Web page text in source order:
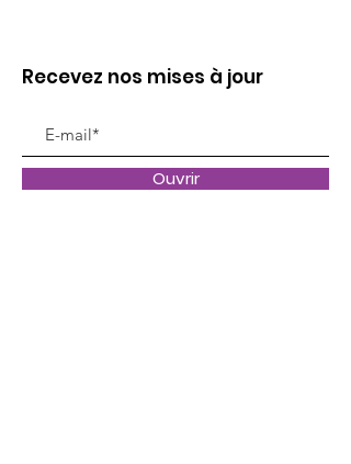
Recevez nos mises à jour
Ouvrir